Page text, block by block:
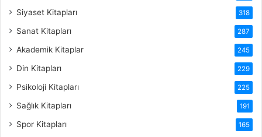
Siyaset Kitapları 318
Sanat Kitapları 287
Akademik Kitaplar 245
Din Kitapları 229
Psikoloji Kitapları 225
Sağlık Kitapları 191
Spor Kitapları 165